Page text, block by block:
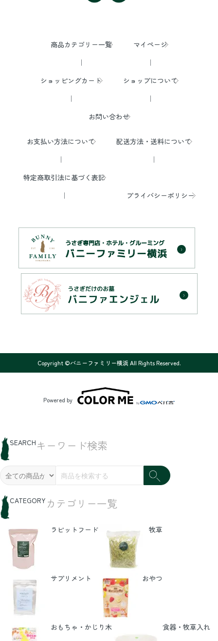
商品カテゴリー一覧 マイページ
ショッピングカート ショップについて
お問い合わせ
お支払い方法について 配送方法・送料について
特定商取引法に基づく表記
プライバシーポリシー
Copyright ©バニーファミリー横浜 All Rights Reserved.
Powered by
SEARCH キーワード検索
CATEGORY カテゴリー一覧
ラビットフード 牧草
サプリメント おやつ
おもちゃ・かじり木 食器・牧草入れ